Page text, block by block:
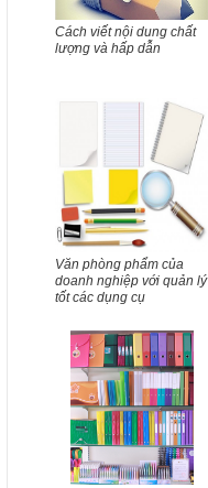
Cách viết nội dung chất
lượng và hấp dẫn
Văn phòng phẩm của
doanh nghiệp với quản lý
tốt các dụng cụ